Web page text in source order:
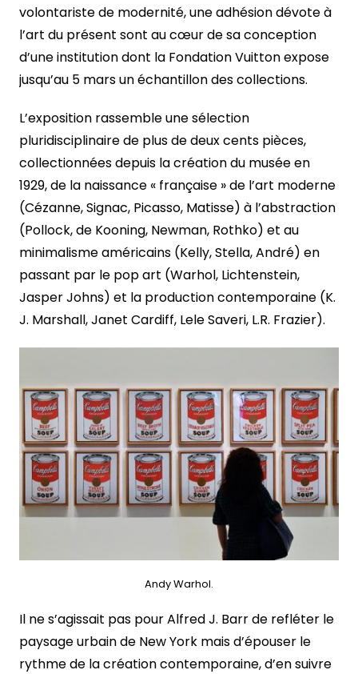
volontariste de modernité, une adhésion dévote à
l’art du présent sont au cœur de sa conception
d’une institution dont la Fondation Vuitton expose
jusqu’au 5 mars un échantillon des collections.
L’exposition rassemble une sélection
pluridisciplinaire de plus de deux cents pièces,
collectionnées depuis la création du musée en
1929, de la naissance « française » de l’art moderne
(Cézanne, Signac, Picasso, Matisse) à l’abstraction
(Pollock, de Kooning, Newman, Rothko) et au
minimalisme américains (Kelly, Stella, André) en
passant par le pop art (Warhol, Lichtenstein,
Jasper Johns) et la production contemporaine (K.
J. Marshall, Janet Cardiff, Lele Saveri, L.R. Frazier).
Andy Warhol.
Il ne s’agissait pas pour Alfred J. Barr de refléter le
paysage urbain de New York mais d’épouser le
rythme de la création contemporaine, d’en suivre